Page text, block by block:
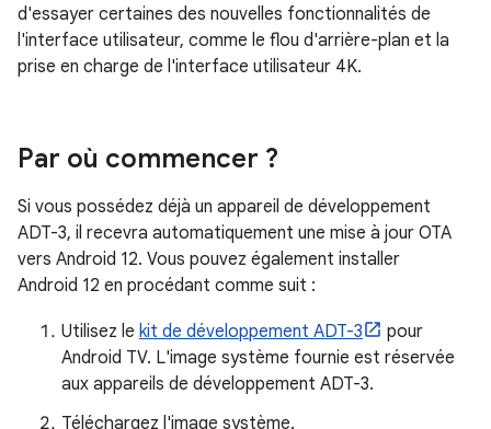
d'essayer certaines des nouvelles fonctionnalités de
l'interface utilisateur, comme le flou d'arrière-plan et la
prise en charge de l'interface utilisateur 4K.
Par où commencer ?
Si vous possédez déjà un appareil de développement
ADT-3, il recevra automatiquement une mise à jour OTA
vers Android 12. Vous pouvez également installer
Android 12 en procédant comme suit :
Utilisez le kit de développement ADT-3
pour
Android TV. L'image système fournie est réservée
aux appareils de développement ADT-3.
Téléchargez l'image système.